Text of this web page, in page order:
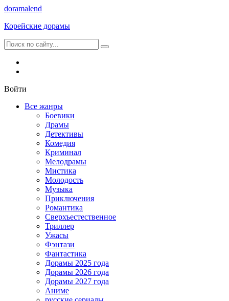
doramalend
Корейские дорамы
Войти
Все жанры
Боевики
Драмы
Детективы
Комедия
Криминал
Мелодрамы
Мистика
Молодость
Музыка
Приключения
Романтика
Сверхъестественное
Триллер
Ужасы
Фэнтази
Фантастика
Дорамы 2025 года
Дорамы 2026 года
Дорамы 2027 года
Аниме